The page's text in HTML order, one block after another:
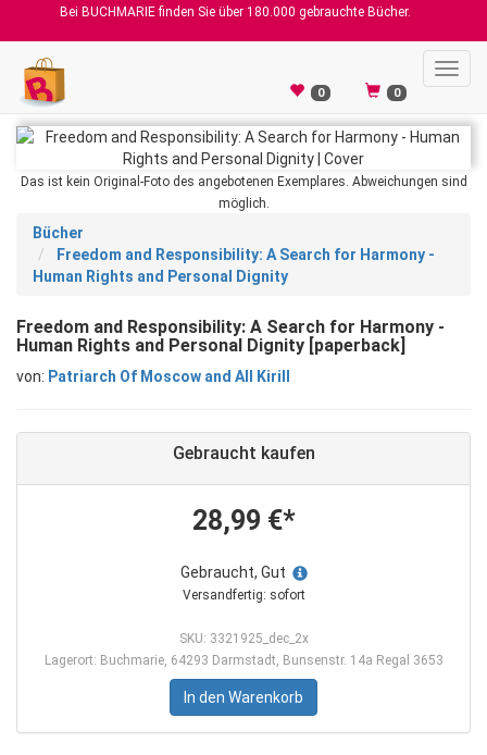
Bei BUCHMARIE finden Sie über 180.000 gebrauchte Bücher.
0 0
Das ist kein Original-Foto des angebotenen Exemplares. Abweichungen sind
möglich.
Bücher
Freedom and Responsibility: A Search for Harmony -
Human Rights and Personal Dignity
Freedom and Responsibility: A Search for Harmony -
Human Rights and Personal Dignity [paperback]
von: Patriarch Of Moscow and All Kirill
Gebraucht kaufen
28,99 €*
Gebraucht, Gut
Versandfertig: sofort
SKU: 3321925_dec_2x
Lagerort: Buchmarie, 64293 Darmstadt, Bunsenstr. 14a Regal 3653
In den Warenkorb